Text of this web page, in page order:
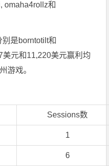
omaha4rollz和
是borntotilt和
元和11,220美元赢利均
游戏。
Sessions数
1
6